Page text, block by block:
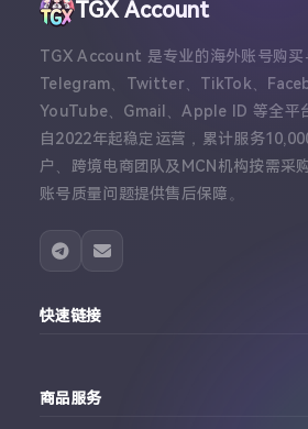
TGX Account
TGX Account 是专业的海外账号购买
Telegram、Twitter、TikTok、
YouTube、Gmail、Apple ID 等全平
自2022年起稳定运营，累计服务
户、跨境电商团队及MCN机构按需采
账号质量问题提供售后保障。
快速链接
商品服务